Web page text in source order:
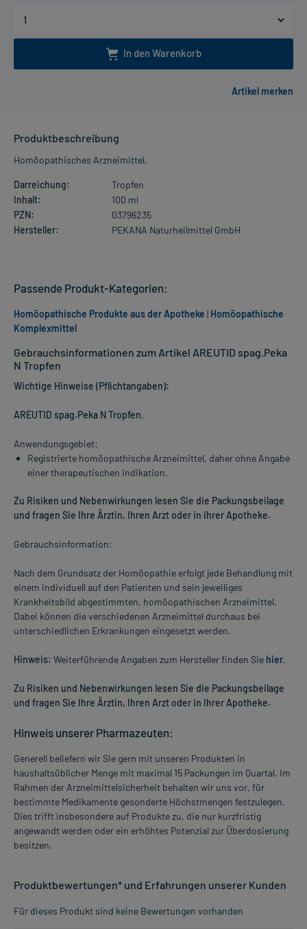
In den Warenkorb
Produktbeschreibung
Homöopathisches Arzneimittel.
Darreichung:
Tropfen
Inhalt:
100 ml
PZN:
03796235
Hersteller:
PEKANA Naturheilmittel GmbH
Gebrauchsinformationen zum Artikel AREUTID spag.Peka
N Tropfen
Wichtige Hinweise (Pflichtangaben):
AREUTID spag.Peka N Tropfen.
Anwendungsgebiet:
Registrierte homöopathische Arzneimittel, daher ohne Angabe
einer therapeutischen Indikation.
Zu Risiken und Nebenwirkungen lesen Sie die Packungsbeilage
und fragen Sie Ihre Ärztin, Ihren Arzt oder in Ihrer Apotheke.
Gebrauchsinformation:
Nach dem Grundsatz der Homöopathie erfolgt jede Behandlung mit
einem individuell auf den Patienten und sein jeweiliges
Krankheitsbild abgestimmten, homöopathischen Arzneimittel.
Dabei können die verschiedenen Arzneimittel durchaus bei
unterschiedlichen Erkrankungen eingesetzt werden.
Hinweis: Weiterführende Angaben zum Hersteller finden Sie hier.
Zu Risiken und Nebenwirkungen lesen Sie die Packungsbeilage
und fragen Sie Ihre Ärztin, Ihren Arzt oder in Ihrer Apotheke.
Hinweis unserer Pharmazeuten:
Generell beliefern wir Sie gern mit unseren Produkten in
haushaltsüblicher Menge mit maximal 15 Packungen im Quartal. Im
Rahmen der Arzneimittelsicherheit behalten wir uns vor, für
bestimmte Medikamente gesonderte Höchstmengen festzulegen.
Dies trifft insbesondere auf Produkte zu, die nur kurzfristig
angewandt werden oder ein erhöhtes Potenzial zur Überdosierung
besitzen.
Produktbewertungen* und Erfahrungen unserer Kunden
Für dieses Produkt sind keine Bewertungen vorhanden
Passende Produkt-Kategorien:
Homöopathische Produkte aus der Apotheke | Homöopathische
Komplexmittel